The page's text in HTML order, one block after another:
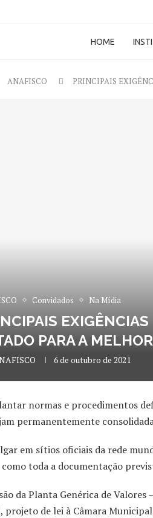
HOME
ANAFISCO PRINCIPAIS
Convidados Na Mídia
PARA A
6 de outubro de 2021
normas e procedimentos
permanentemente
em sítios oficiais da rede
toda a documentação
da Planta Genérica de Valores
projeto de lei à Câmara